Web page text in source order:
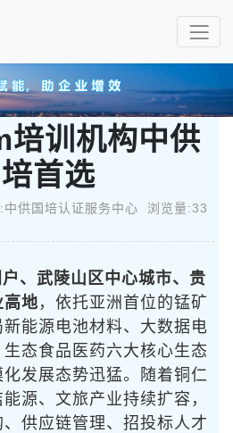
训机构中供
首选
供国培认证服务中心 浏览量:33
、武陵山区中心城市、贵
高地 ，依托亚洲首位的锰矿
能源电池材料、大数据电
态食品医药六大核心生态
发展态势迅猛。随着铜仁
源、文旅产业持续扩容，
供应链管理、招投标人才